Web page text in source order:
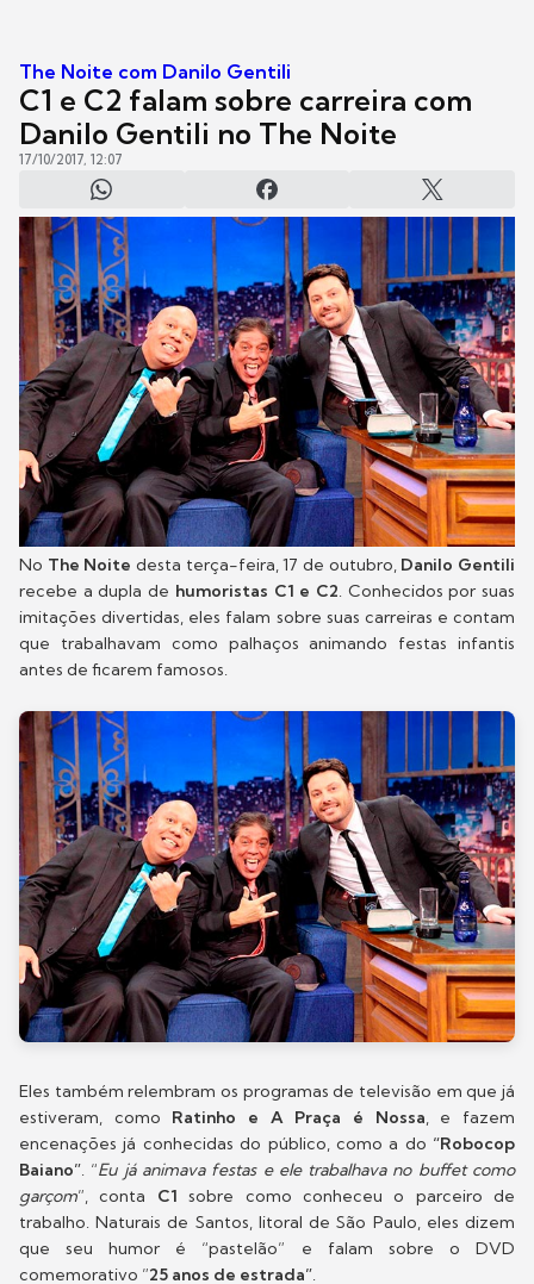
The Noite com Danilo Gentili
C1 e C2 falam sobre carreira com
Danilo Gentili no The Noite
17/10/2017, 12:07
No The Noite desta terça-feira, 17 de outubro, Danilo Gentili
recebe a dupla de humoristas C1 e C2. Conhecidos por suas
imitações divertidas, eles falam sobre suas carreiras e contam
que trabalhavam como palhaços animando festas infantis
antes de ficarem famosos.
Eles também relembram os programas de televisão em que já
estiveram, como Ratinho e A Praça é Nossa, e fazem
encenações já conhecidas do público, como a do “Robocop
Baiano”. “Eu já animava festas e ele trabalhava no buffet como
garçom”, conta C1 sobre como conheceu o parceiro de
trabalho. Naturais de Santos, litoral de São Paulo, eles dizem
que seu humor é “pastelão” e falam sobre o DVD
comemorativo ”25 anos de estrada”.